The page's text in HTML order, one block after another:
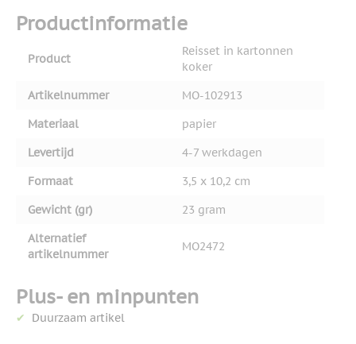
Productinformatie
Product
Reisset in kartonnen
koker
Artikelnummer
MO-102913
Materiaal
papier
Levertijd
4-7 werkdagen
Formaat
3,5 x 10,2 cm
Gewicht (gr)
23 gram
Alternatief
artikelnummer
MO2472
Plus- en minpunten
Duurzaam artikel